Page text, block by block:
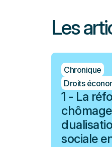
Les
Chronique
Droits
1 - La
chômage
sociale